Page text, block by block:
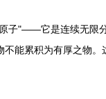
子"——它是连续无限
能累积为有厚之物。